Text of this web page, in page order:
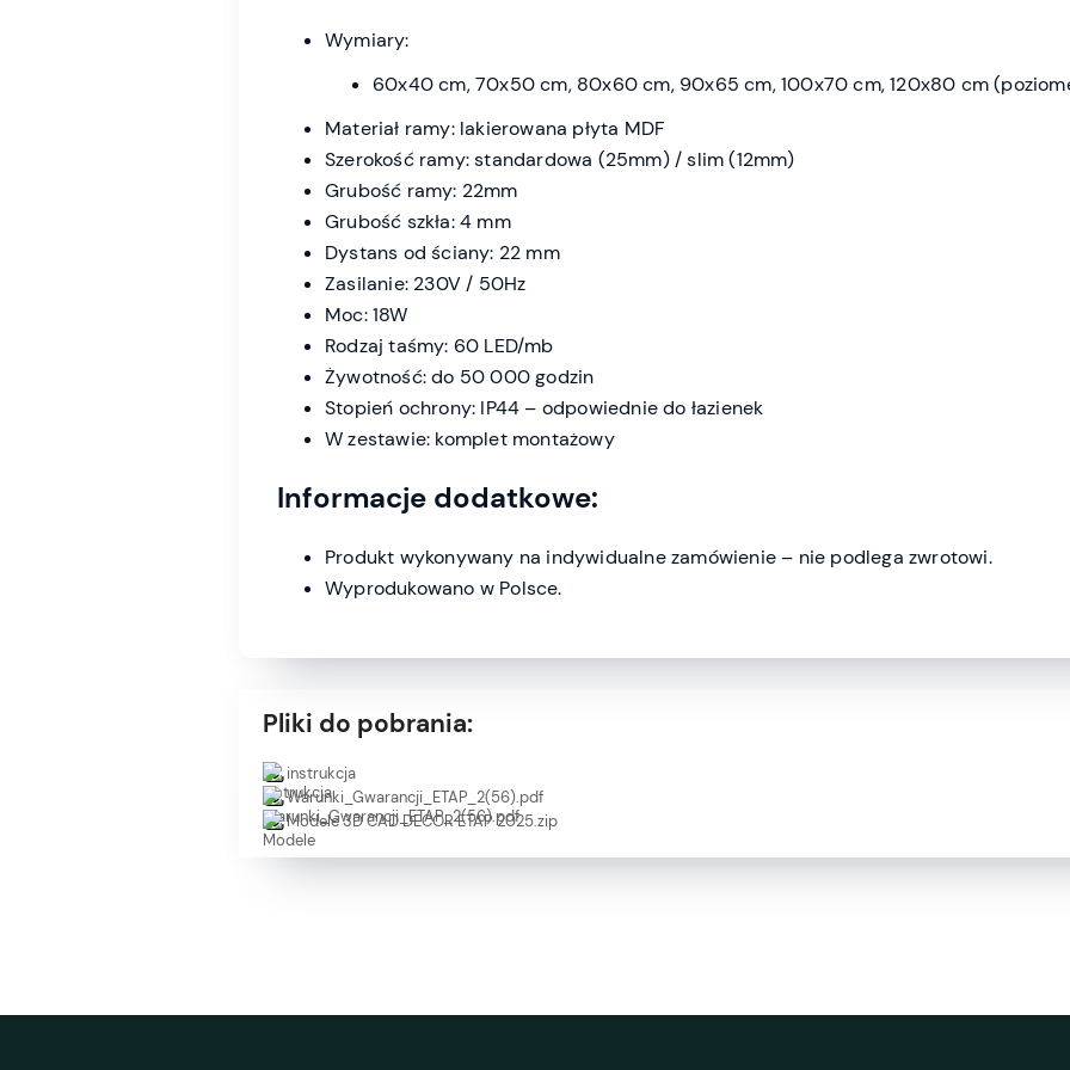
Wymiary:
60x40 cm, 70x50 cm, 80x60 cm, 90x65 cm, 100x70 cm, 120x80 cm
Materiał ramy: lakierowana płyta MDF
Szerokość ramy: standardowa (25mm) / slim (12mm)
Grubość ramy: 22mm
Grubość szkła: 4 mm
Dystans od ściany: 22 mm
Zasilanie: 230V / 50Hz
Moc: 18W
Rodzaj taśmy: 60 LED/mb
Żywotność: do 50 000 godzin
Stopień ochrony: IP44 – odpowiednie do łazienek
W zestawie: komplet montażowy
Informacje dodatkowe:
Produkt wykonywany na indywidualne zamówienie – nie podlega zwrotowi.
Wyprodukowano w Polsce.
Pliki do pobrania:
instrukcja
Warunki_Gwarancji_ETAP_2(56).pdf
Modele 3D CAD DECOR ETAP 2025.zip